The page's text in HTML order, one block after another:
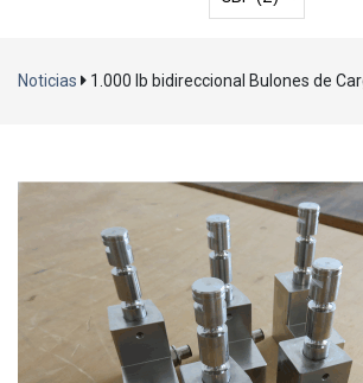
Noticias 1.000 lb bidireccional Bulones de